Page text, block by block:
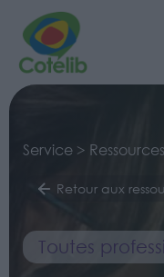
Service > Ressources
Retour aux
Toutes